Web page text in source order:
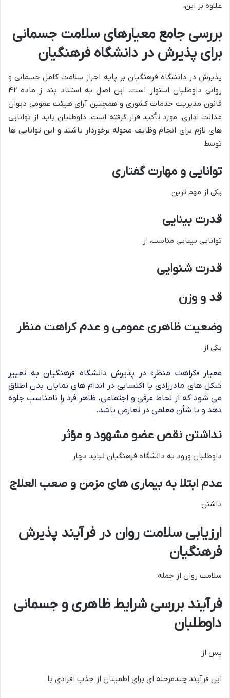
علاوه بر این،
بررسی جامع معیارهای سلامت جسمانی
برای پذیرش در دانشگاه فرهنگیان
پذیرش در دانشگاه فرهنگیان بر پایه احراز سلامت کامل جسمانی و
روانی داوطلبان استوار است. این اصل به استناد بند ز ماده ۴۲
قانون مدیریت خدمات کشوری و همچنین آرای هیئت عمومی دیوان
عدالت اداری، مورد تأکید قرار گرفته است. داوطلبان باید از توانایی
های لازم برای انجام وظایف محوله برخوردار باشند و این توانایی ها
توسط
توانایی و مهارت گفتاری
یکی از مهم ترین
قدرت بینایی
توانایی بینایی مناسب، از
قدرت شنوایی
قد و وزن
وضعیت ظاهری عمومی و عدم کراهت منظر
یکی از
معیار «کراهت منظر» در پذیرش دانشگاه فرهنگیان به تغییر
شکل های مادرزادی یا اکتسابی در اندام های نمایان بدن اطلاق
می شود که از لحاظ عرفی و اجتماعی، ظاهر فرد را نامناسب جلوه
دهد و با شأن معلمی در تعارض باشد.
نداشتن نقص عضو مشهود و مؤثر
داوطلبان ورود به دانشگاه فرهنگیان نباید دچار
عدم ابتلا به بیماری های مزمن و صعب العلاج
داشتن
ارزیابی سلامت روان در فرآیند پذیرش
فرهنگیان
سلامت روان از جمله
فرآیند بررسی شرایط ظاهری و جسمانی
داوطلبان
پس از
این فرآیند چندمرحله ای برای اطمینان از جذب افرادی با